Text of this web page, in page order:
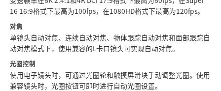
United States
16 16:9格式下最高为100fps，在1080HD格式下最高为120fps。
对焦
单镜头自动对焦、连续自动对焦、物体跟踪自动对焦和面部跟踪自
动对焦模式下，使用兼容的L卡口镜头可实现自动对焦。
光圈控制
使用电子镜头时，可通过光圈轮和触摸屏滑块手动调整光圈。使用
兼容镜头时，光圈按钮可即时进行自动光圈设置。